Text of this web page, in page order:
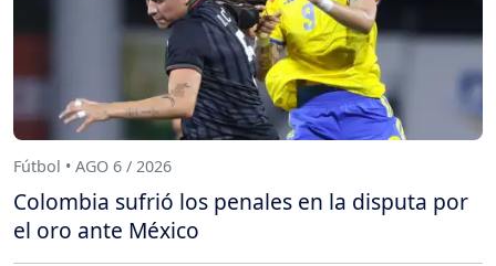
Fútbol • AGO 6 / 2026
Colombia sufrió los penales en la disputa por
el oro ante México